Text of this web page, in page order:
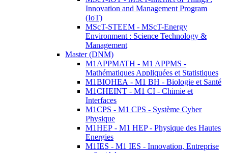
Innovation and Management Program
(IoT)
MScT-STEEM - MScT-Energy
Environment : Science Technology &
Management
Master (DNM)
M1APPMATH - M1 APPMS -
Mathématiques Appliquées et Statistiques
M1BIOHEA - M1 BH - Biologie et Santé
M1CHEINT - M1 CI - Chimie et
Interfaces
M1CPS - M1 CPS - Système Cyber
Physique
M1HEP - M1 HEP - Physique des Hautes
Energies
M1IES - M1 IES - Innovation, Entreprise